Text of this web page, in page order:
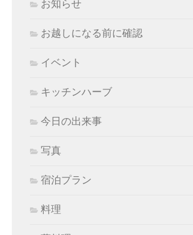
お知らせ
お越しになる前に確認
イベント
キッチンハーブ
今日の出来事
写真
宿泊プラン
料理